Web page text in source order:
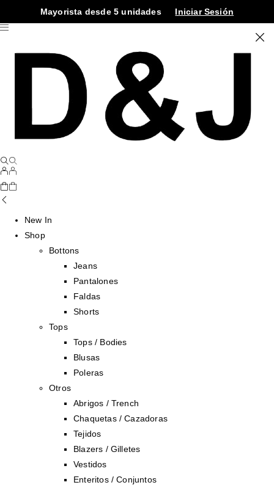
Mayorista desde 5 unidades Iniciar Sesión
New In
Shop
Bottons
Jeans
Pantalones
Faldas
Shorts
Tops
Tops / Bodies
Blusas
Poleras
Otros
Abrigos / Trench
Chaquetas / Cazadoras
Tejidos
Blazers / Gilletes
Vestidos
Enteritos / Conjuntos